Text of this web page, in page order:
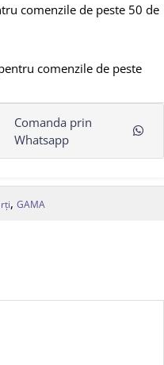
comenzile de peste 50 de
comenzile de peste
Comanda prin
Whatsapp
, GAMA